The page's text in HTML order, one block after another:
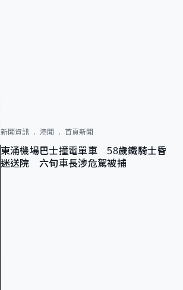
新聞資訊 港聞 首頁新聞
東涌機場巴士撞電單車 58歲鐵騎士昏
迷送院 六旬車長涉危駕被捕